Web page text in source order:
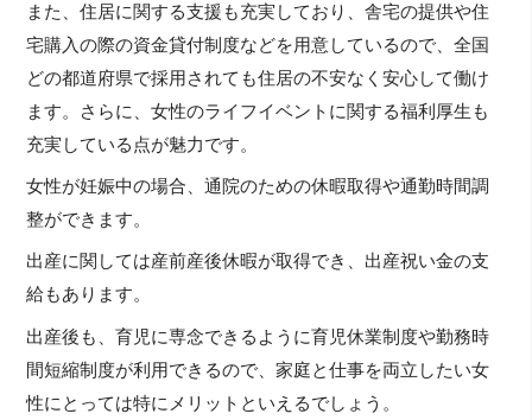
また、住居に関する支援も充実しており、舎宅の提供や住
宅購入の際の資金貸付制度などを用意しているので、全国
どの都道府県で採用されても住居の不安なく安心して働け
ます。さらに、女性のライフイベントに関する福利厚生も
充実している点が魅力です。
女性が妊娠中の場合、通院のための休暇取得や通勤時間調
整ができます。
出産に関しては産前産後休暇が取得でき、出産祝い金の支
給もあります。
出産後も、育児に専念できるように育児休業制度や勤務時
間短縮制度が利用できるので、家庭と仕事を両立したい女
性にとっては特にメリットといえるでしょう。